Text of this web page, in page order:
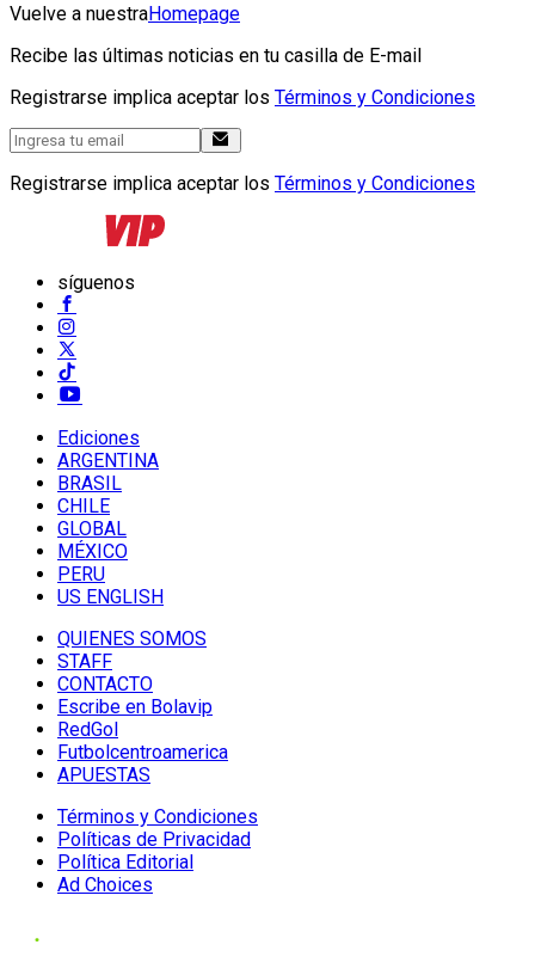
Vuelve a nuestraHomepage
Recibe las últimas noticias en tu casilla de E-mail
Registrarse implica aceptar los Términos y Condiciones
Registrarse implica aceptar los Términos y Condiciones
síguenos
Ediciones
ARGENTINA
BRASIL
CHILE
GLOBAL
MÉXICO
PERU
US ENGLISH
QUIENES SOMOS
STAFF
CONTACTO
Escribe en Bolavip
RedGol
Futbolcentroamerica
APUESTAS
Términos y Condiciones
Políticas de Privacidad
Política Editorial
Ad Choices